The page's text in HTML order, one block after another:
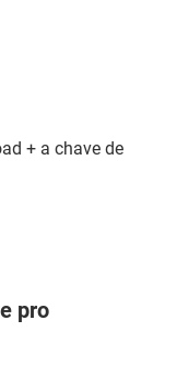
+ a chave de
pro